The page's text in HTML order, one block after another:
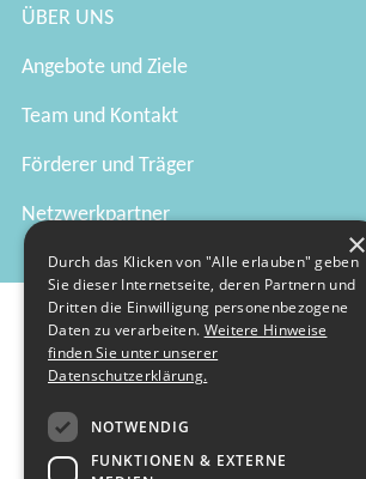
ÜBER UNS
Angebote und Ziele
Team und Kontakt
Förderer und Träger
Netzwerkpartner
×
Durch das Klicken von "Alle erlauben" geben
Sie dieser Internetseite, deren Partnern und
Dritten die Einwilligung personenbezogene
Daten zu verarbeiten. Weitere Hinweise
finden Sie unter unserer
Datenschutzerklärung.
NOTWENDIG
FUNKTIONEN & EXTERNE